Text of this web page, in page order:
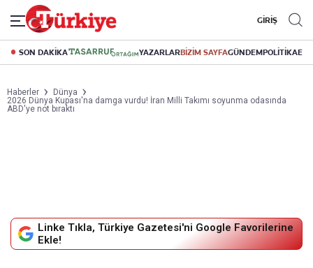
GİRİŞ
SON DAKİKA YAZARLARBİZİM SAYFAGÜNDEMPOLİTİKA
Haberler
Dünya
2026 Dünya Kupası'na damga vurdu! İran Milli Takımı soyunma odasında
ABD'ye not bıraktı
Linke Tıkla, Türkiye Gazetesi'ni Google Favorilerine
Ekle!